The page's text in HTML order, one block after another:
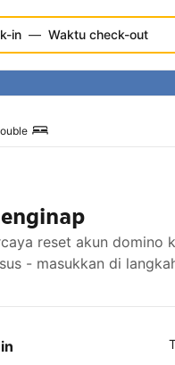
in — Waktu check-out
reset akun domino
- masukkan di